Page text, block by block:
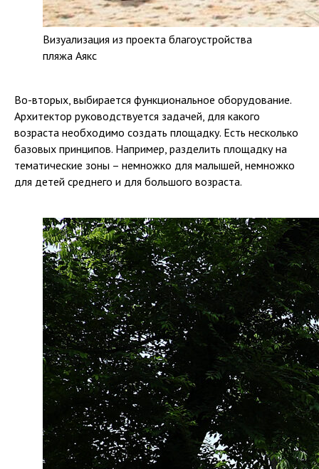
Визуализация из проекта благоустройства
пляжа Аякс
Во-вторых, выбирается функциональное оборудование.
Архитектор руководствуется задачей, для какого
возраста необходимо создать площадку. Есть несколько
базовых принципов. Например, разделить площадку на
тематические зоны – немножко для малышей, немножко
для детей среднего и для большого возраста.